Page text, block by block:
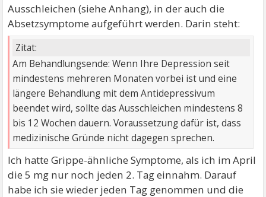
Ausschleichen (siehe Anhang), in der auch die
Absetzsymptome aufgeführt werden. Darin steht:
Zitat:
Am Behandlungsende: Wenn Ihre Depression seit
mindestens mehreren Monaten vorbei ist und eine
längere Behandlung mit dem Antidepressivum
beendet wird, sollte das Ausschleichen mindestens 8
bis 12 Wochen dauern. Voraussetzung dafür ist, dass
medizinische Gründe nicht dagegen sprechen.
Ich hatte Grippe-ähnliche Symptome, als ich im April
die 5 mg nur noch jeden 2. Tag einnahm. Darauf
habe ich sie wieder jeden Tag genommen und die